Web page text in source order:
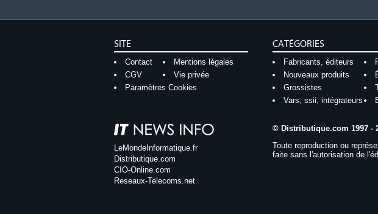
SITE
Contact
Mentions légales
CGV
Vie privée
Paramètres Cookies
CATÉGORIES
Fabricants, éditeurs
Nouveaux produits
Grossistes
Vars, ssii, intégrateurs
LeMondeInformatique.fr
Distributique.com
CIO-Online.com
Reseaux-Telecoms.net
© Distributique.com 1997 -
Toute reproduction ou
faite sans l'autorisation de